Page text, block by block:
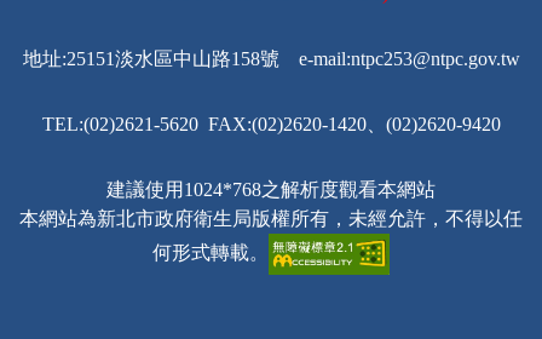
地址:25151淡水區中山路158號 e-mail:ntpc253@ntpc.gov.tw
TEL:(02)2621-5620 FAX:(02)2620-1420、(02)2620-9420
建議使用1024*768之解析度觀看本網站
本網站為新北市政府衛生局版權所有，未經允許，不得以任
何形式轉載。